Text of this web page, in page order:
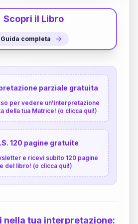
Scopri il Libro
Guida completa
parziale gratuita
per vedere un'interpretazione
della tua Matrice! (o clicca qui!)
120 pagine gratuite
e ricevi subito 120 pagine
del libro! (o clicca qui!)
nella tua interpretazione: